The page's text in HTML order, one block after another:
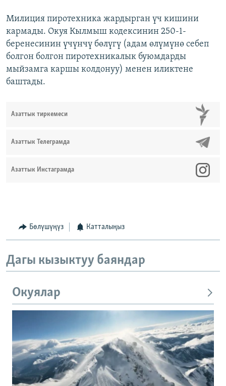
Милиция пиротехника жардырган үч кишини
кармады. Окуя Кылмыш кодексинин 250-1-
беренесинин үчүнчү бөлүгү (адам өлүмүнө себеп
болгон болгон пиротехникалык буюмдарды
мыйзамга каршы колдонуу) менен иликтене
баштады.
Азаттык тиркемеси
Азаттык Телеграмда
Азаттык Инстаграмда
Бөлүшүңүз Катталыңыз
Дагы кызыктуу баяндар
Окуялар